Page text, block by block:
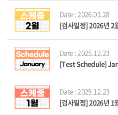
Date : 2026.01.28
[검사일정] 2026년 2
Date : 2025.12.23
[Test Schedule]
Date : 2025.12.23
[검사일정] 2026년 1